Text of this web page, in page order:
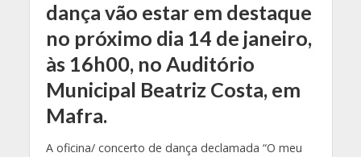
dança vão estar em destaque
no próximo dia 14 de janeiro,
às 16h00, no Auditório
Municipal Beatriz Costa, em
Mafra.
A oficina/ concerto de dança declamada “O meu